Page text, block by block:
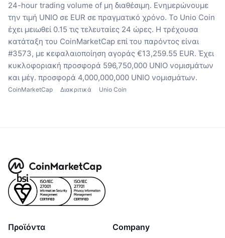
24-hour trading volume of μη διαθέσιμη. Ενημερώνουμε
την τιμή UNIO σε EUR σε πραγματικό χρόνο. Το Unio Coin
έχει μειωθεί 0.15 τις τελευταίες 24 ώρες. Η τρέχουσα
κατάταξη του CoinMarketCap επί του παρόντος είναι
#3573, με κεφαλαιοποίηση αγοράς €13,259.55 EUR. Έχει
κυκλοφοριακή προσφορά 596,750,000 UNIO νομισμάτων
και μέγ. προσφορά 4,000,000,000 UNIO νομισμάτων.
CoinMarketCap Διακριτικά Unio Coin
Προϊόντα Company